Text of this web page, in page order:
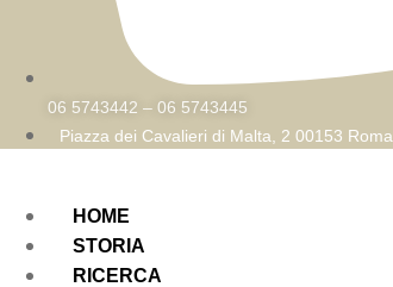
06 5743442 – 06 5743445
Piazza dei Cavalieri di Malta, 2 00153 Roma
HOME
STORIA
RICERCA